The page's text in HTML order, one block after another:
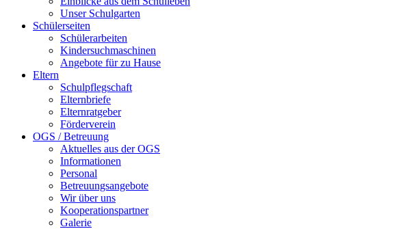
Unser Schulgarten
Schülerseiten
Schülerarbeiten
Kindersuchmaschinen
Angebote für zu Hause
Eltern
Schulpflegschaft
Elternbriefe
Elternratgeber
Förderverein
OGS / Betreuung
Aktuelles aus der OGS
Informationen
Personal
Betreuungsangebote
Wir über uns
Kooperationspartner
Galerie